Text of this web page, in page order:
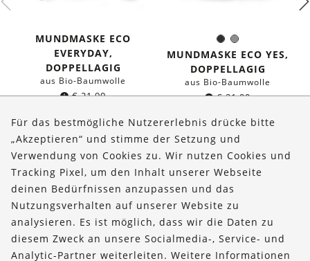
MUNDMASKE ECO
EVERYDAY,
DOPPELLAGIG
aus Bio-Baumwolle
€21,90
Schwarz
Grau
Farbe:
MUNDMASKE ECO YES,
DOPPELLAGIG
aus Bio-Baumwolle
€21,90
Über uns
Bestellungen
Kontakt & Hilfe
FOLLOW US
Für das bestmögliche Nutzererlebnis drücke bitte
„Akzeptieren“ und stimme der Setzung und
Verwendung von Cookies zu. Wir nutzen Cookies und
Tracking Pixel, um den Inhalt unserer Webseite
deinen Bedürfnissen anzupassen und das
Nutzungsverhalten auf unserer Website zu
analysieren. Es ist möglich, dass wir die Daten zu
diesem Zweck an unsere Socialmedia-, Service- und
Analytic-Partner weiterleiten. Weitere Informationen